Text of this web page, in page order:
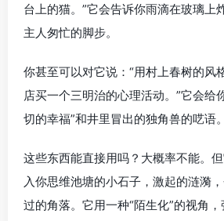
台上的猫。”它会告诉你雨滴在玻璃上
主人匆忙的脚步。
你甚至可以对它说：“用村上春树的风
店买一个三明治的心理活动。”它会给
切的幸福”和井里冒出的独角兽的呓语。
这些东西能直接用吗？大概率不能。
入你思维池塘的小石子，激起的涟漪
过的角落。它用一种“陌生化”的视角